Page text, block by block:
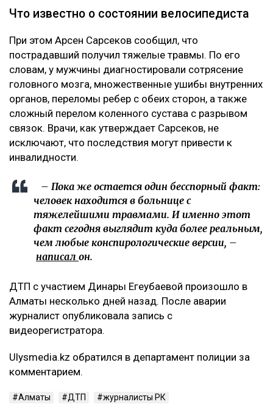
Что известно о состоянии велосипедиста
При этом Арсен Сарсеков сообщил, что
пострадавший получил тяжелые травмы. По его
словам, у мужчины диагностировали сотрясение
головного мозга, множественные ушибы внутренних
органов, переломы ребер с обеих сторон, а также
сложный перелом коленного сустава с разрывом
связок. Врачи, как утверждает Сарсеков, не
исключают, что последствия могут привести к
инвалидности.
– Пока же остается один бесспорный факт:
человек находится в больнице с
тяжелейшими травмами. И именно этот
факт сегодня выглядит куда более реальным,
чем любые конспирологические версии, –
написал он.
ДТП с участием Динары Егеубаевой произошло в
Алматы несколько дней назад. После аварии
журналист опубликовала запись с
видеорегистратора.
Ulysmedia.kz обратился в департамент полиции за
комментарием.
Алматы ДТП
журналисты РК